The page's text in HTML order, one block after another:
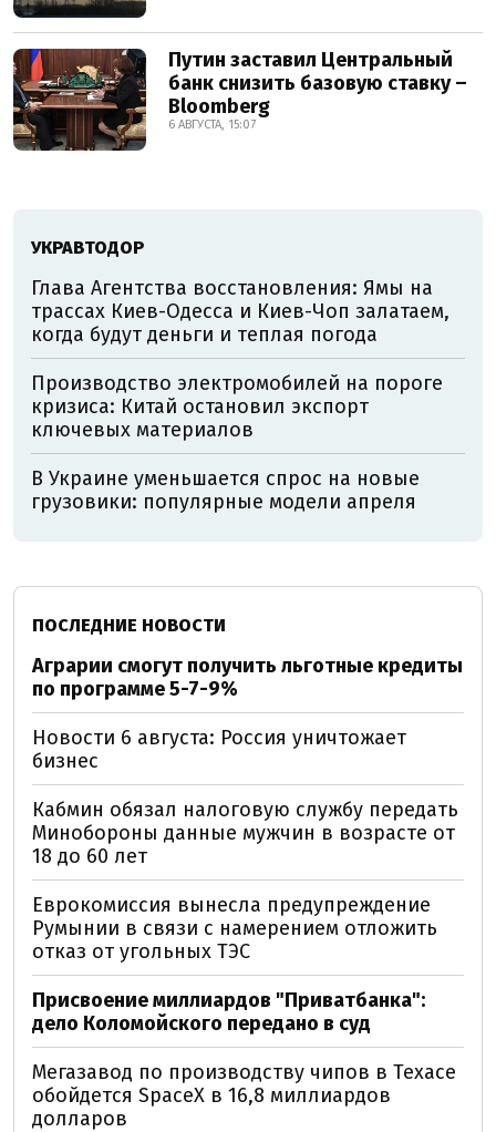
Путин заставил Центральный
банк снизить базовую ставку –
Bloomberg
6 АВГУСТА, 15:07
УКРАВТОДОР
Глава Агентства восстановления: Ямы на
трассах Киев-Одесса и Киев-Чоп залатаем,
когда будут деньги и теплая погода
Производство электромобилей на пороге
кризиса: Китай остановил экспорт
ключевых материалов
В Украине уменьшается спрос на новые
грузовики: популярные модели апреля
ПОСЛЕДНИЕ НОВОСТИ
Аграрии смогут получить льготные кредиты
по программе 5-7-9%
Новости 6 августа: Россия уничтожает
бизнес
Кабмин обязал налоговую службу передать
Минобороны данные мужчин в возрасте от
18 до 60 лет
Еврокомиссия вынесла предупреждение
Румынии в связи с намерением отложить
отказ от угольных ТЭС
Присвоение миллиардов "Приватбанка":
дело Коломойского передано в суд
Мегазавод по производству чипов в Техасе
обойдется SpaceX в 16,8 миллиардов
долларов